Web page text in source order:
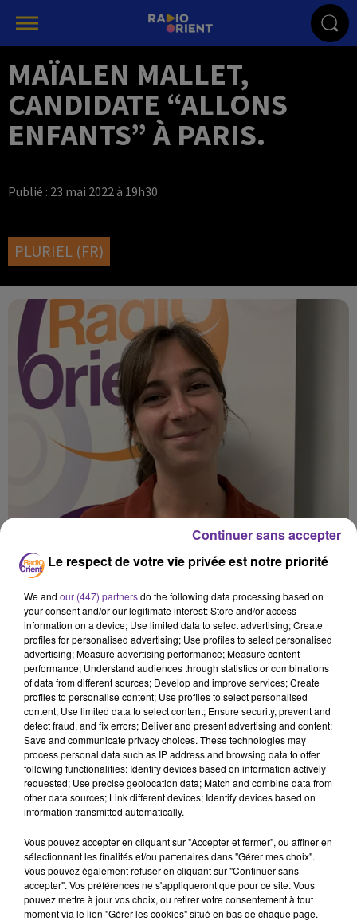
MAÏALEN MALLET,
CANDIDATE “ALLONS
ENFANTS” À PARIS.
Publié : 23 mai 2022 à 19h30
PLURIEL (FR)
Maïalen Mallet
23 mai 2022 - 16 min 23 sec
MAÏALEN MALLET, CANDIDATE “ALLONS
ENFANTS” À PARIS.
LB
PLURIEL, le rendez-vous politique du lundi 13 mai 2022
L’invitée de PLURIEL estMaïalen Mallet, candidate
“Allons Enfants” aux élections législatives à Paris dans
Le respect de votre vie privée est notre priorité
We and our (447) partnersdo the following data processing based on
your consent and/or our legitimate interest: Store and/or access
information on a device; Use limited data to select advertising; Create
profiles for personalised advertising; Use profiles to select personalised
advertising; Measure advertising performance; Measure content
performance; Understand audiences through statistics or combinations
of data from different sources; Develop and improve services; Create
profiles to personalise content; Use profiles to select personalised
content; Use limited data to select content; Ensure security, prevent and
detect fraud, and fix errors; Deliver and present advertising and content;
Save and communicate privacy choices. These technologies may
process personal data such as IP address and browsing data to offer
following functionalities: Identify devices based on information actively
requested; Use precise geolocation data; Match and combine data from
other data sources; Link different devices; Identify devices based on
information transmitted automatically.
Vous pouvez accepter en cliquant sur "Accepter et fermer", ou affiner en
sélectionnant les finalités et/ou partenaires dans "Gérer mes choix".
Vous pouvez également refuser en cliquant sur "Continuer sans
accepter". Vos préférences ne s'appliqueront que pour ce site. Vous
pouvez mettre à jour vos choix, ou retirer votre consentement à tout
moment via le lien "Gérer les cookies" situé en bas de chaque page.
Continuer sans accepter